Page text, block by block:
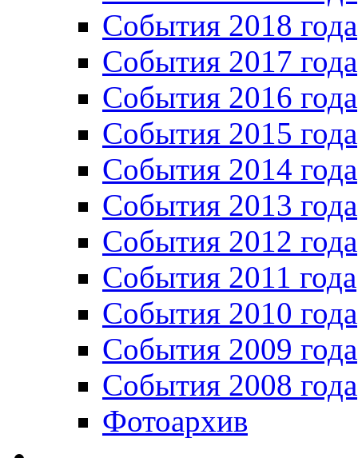
События 2018 года
События 2017 года
События 2016 года
События 2015 года
События 2014 года
События 2013 года
События 2012 года
События 2011 года
События 2010 года
События 2009 года
События 2008 года
Фотоархив